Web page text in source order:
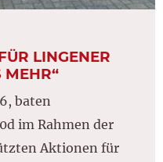
LINGENER
MEHR“
baten
im Rahmen der
Aktionen für